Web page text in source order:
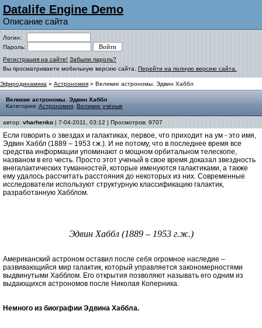
Datalife Engine Demo
Описание сайта
Логин:
Пароль:
Регистрация на сайте! Забыли пароль?
Вы просматриваете мобильную версию сайта. Перейти на полную версию сайта.
Эфиродинамика » Астрономия » Великие астрономы. Эдвин Хаббл
Великие астрономы. Эдвин Хаббл
Категория: Астрономия Великие учёные
автор: vharhenko | 7-04-2011, 03:12 | Просмотров: 9707
Если говорить о звездах и галактиках, первое, что приходит на ум - это имя,
Эдвин Хаббл (1889 – 1953 г.ж.). И не потому, что в последнее время все
средства информации упоминают о мощном орбитальном телескопе,
названом в его честь. Просто этот ученый в свое время доказал звездность
внегалактических туманностей, которые именуются галактиками, а также
ему удалось рассчитать расстояния до некоторых из них. Современные
исследователи используют структурную классификацию галактик,
разработанную Хабблом.
Эдвин Хаббл (1889 – 1953 г.ж.)
Американский астроном оставил после себя огромное наследие –
развивающийся мир галактик, который управляется закономерностями
выдвинутыми Хабблом. Его открытия позволяют называть его одним из
выдающихся астрономов после Николая Коперника.
Немного из биографии Эдвина Хаббла.